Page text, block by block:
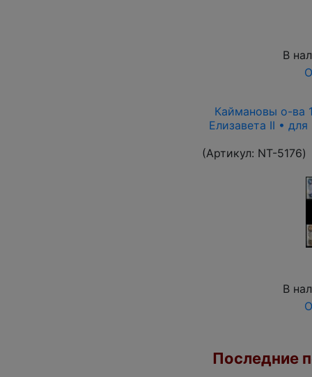
В
Каймановы о-ва
Елизавета II •
(Артикул: NT-5176)
В
Последние